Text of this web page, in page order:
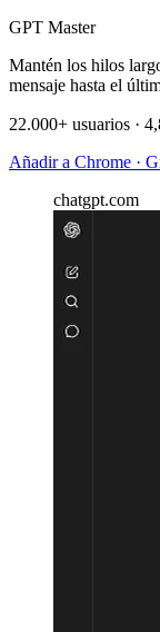
GPT Master
Mantén los hilos
mensaje hasta el
22.000+ usuarios ·
Añadir a Chrome ·
chatgpt.com